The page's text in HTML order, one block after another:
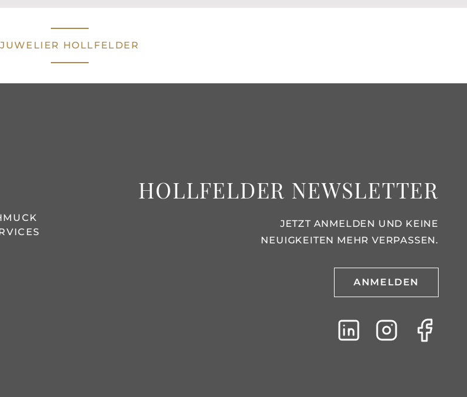
JUWELIER HOLLFELDER
HOLLFELDER NEWSLETTER
JETZT ANMELDEN UND KEINE
NEUIGKEITEN MEHR VERPASSEN.
ANMELDEN